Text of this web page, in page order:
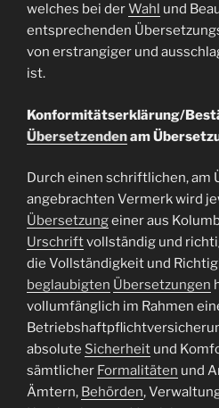
welches bei derWahl und
entsprechenden
von erstrangiger und
ist.
Konformitätserklärung/
Übersetzendenam
Durch einen schriftlichen, am
angebrachten Vermerk wird
Übersetzungeiner aus
Urschriftvollständig und
die Vollständigkeit und
beglaubigten Übersetzungen
vollumfänglich im Rahmen
absolute Sicherheit und
sämtlicher Formalitäten und
Ämtern, Behörden,